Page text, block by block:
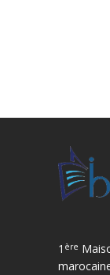
1 ère